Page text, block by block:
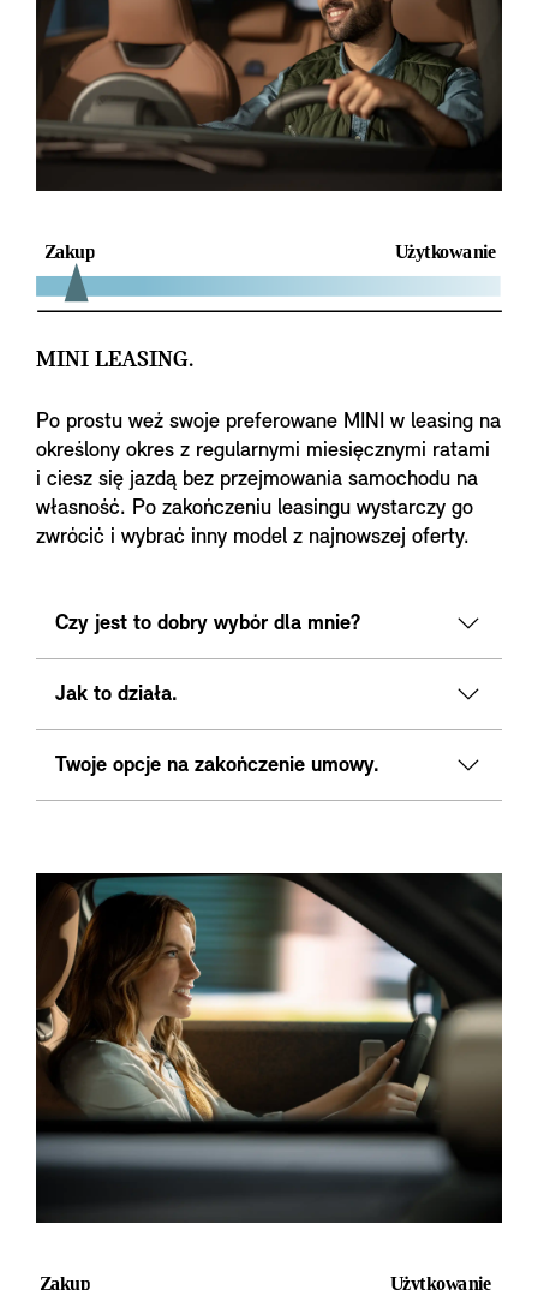
MINI LEASING.
Po prostu weź swoje preferowane MINI w leasing na
określony okres z regularnymi miesięcznymi ratami
i ciesz się jazdą bez przejmowania samochodu na
własność. Po zakończeniu leasingu wystarczy go
zwrócić i wybrać inny model z najnowszej oferty.
Czy jest to dobry wybór dla mnie?
Jak to działa.
Twoje opcje na zakończenie umowy.